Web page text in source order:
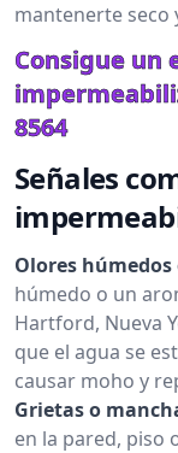
mantenerte seco
Consigue un
8564
Señales
Olores
húmedo o un
Hartford, Nueva
que el agua se
causar moho y
Grietas o
en la pared, piso